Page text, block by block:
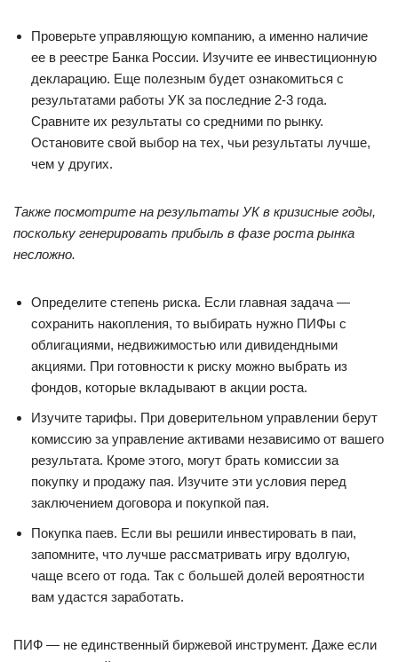
Проверьте управляющую компанию, а именно наличие
ее в реестре Банка России. Изучите ее инвестиционную
декларацию. Еще полезным будет ознакомиться с
результатами работы УК за последние 2-3 года.
Сравните их результаты со средними по рынку.
Остановите свой выбор на тех, чьи результаты лучше,
чем у других.
Также посмотрите на результаты УК в кризисные годы,
поскольку генерировать прибыль в фазе роста рынка
несложно.
Определите степень риска. Если главная задача —
сохранить накопления, то выбирать нужно ПИФы с
облигациями, недвижимостью или дивидендными
акциями. При готовности к риску можно выбрать из
фондов, которые вкладывают в акции роста.
Изучите тарифы. При доверительном управлении берут
комиссию за управление активами независимо от вашего
результата. Кроме этого, могут брать комиссии за
покупку и продажу пая. Изучите эти условия перед
заключением договора и покупкой пая.
Покупка паев. Если вы решили инвестировать в паи,
запомните, что лучше рассматривать игру вдолгую,
чаще всего от года. Так с большей долей вероятности
вам удастся заработать.
ПИФ — не единственный биржевой инструмент. Даже если